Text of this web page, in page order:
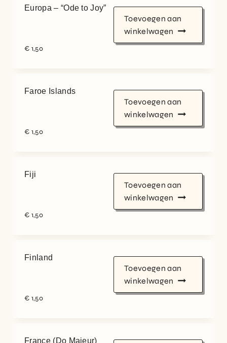
Europa – “Ode to Joy”
€ 1,50
Toevoegen aan
winkelwagen
Faroe Islands
€ 1,50
Toevoegen aan
winkelwagen
Fiji
€ 1,50
Toevoegen aan
winkelwagen
Finland
€ 1,50
Toevoegen aan
winkelwagen
France (Do Majeur)